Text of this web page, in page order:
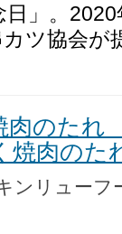
」。
ツ協会が
肉のた
焼肉のた
ンリュー